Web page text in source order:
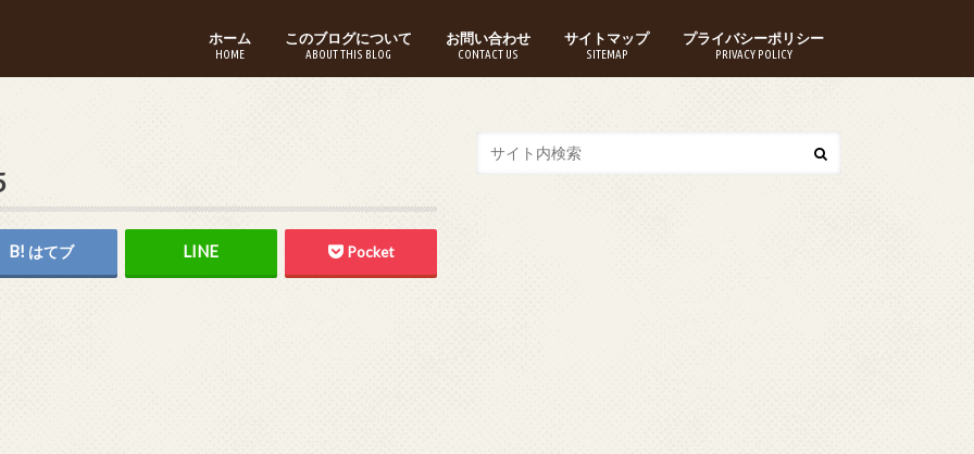
ホーム
HOME
このブログについて
ABOUT THIS BLOG
お問い合わせ
CONTACT US
サイトマップ
SITEMAP
プライバシーポリシー
PRIVACY POLICY
はてブ Pocket